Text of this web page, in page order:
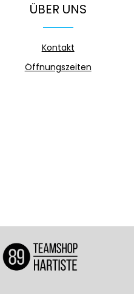
ÜBER UNS
Kontakt
Öffnungszeiten